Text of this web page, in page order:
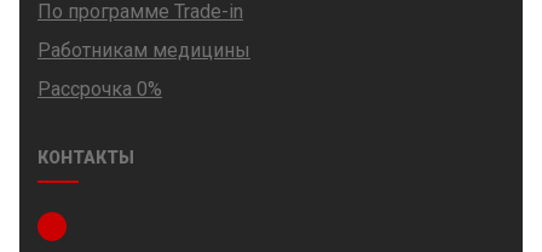
По программе Trade-in
Работникам медицины
Рассрочка 0%
КОНТАКТЫ